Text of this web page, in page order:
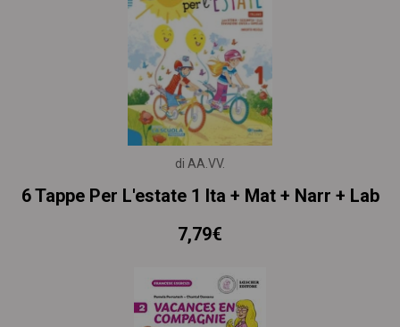
di AA.VV.
6 Tappe Per L'estate 1 Ita + Mat + Narr + Lab
7,79€